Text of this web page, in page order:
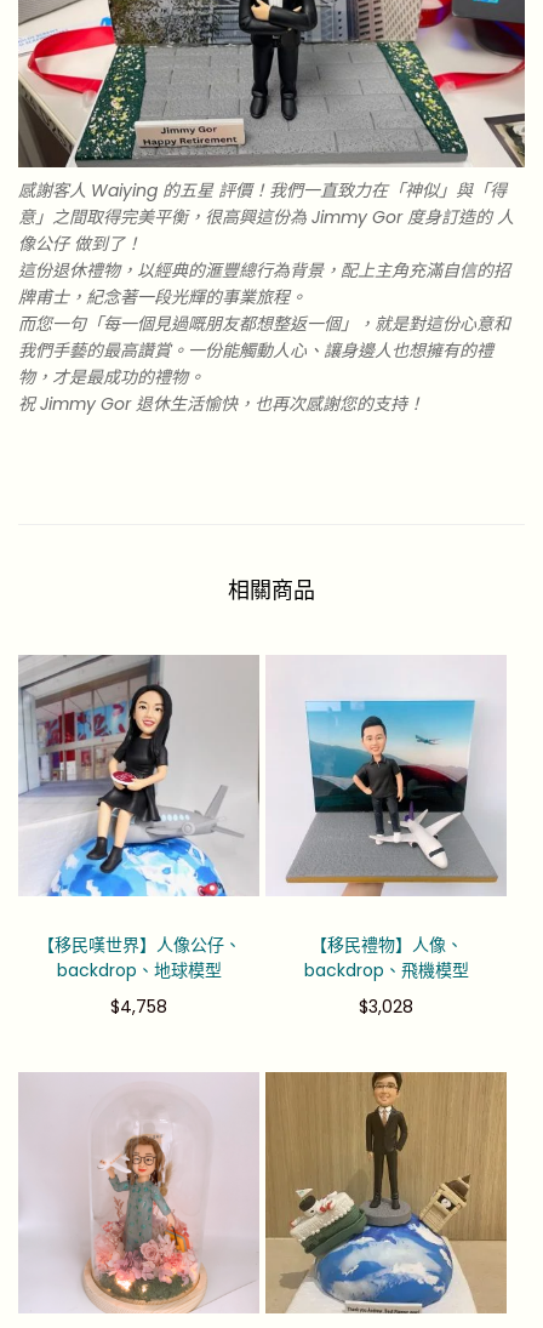
感謝客人 Waiying 的五星 評價！我們一直致力在「神似」與「得
意」之間取得完美平衡，很高興這份為 Jimmy Gor 度身訂造的 人
像公仔 做到了！
這份退休禮物，以經典的滙豐總行為背景，配上主角充滿自信的招
牌甫士，紀念著一段光輝的事業旅程。
而您一句「每一個見過嘅朋友都想整返一個」，就是對這份心意和
我們手藝的最高讚賞。一份能觸動人心、讓身邊人也想擁有的禮
物，才是最成功的禮物。
祝 Jimmy Gor 退休生活愉快，也再次感謝您的支持！
相關商品
【移民嘆世界】人像公仔、
backdrop、地球模型
$4,758
【移民禮物】人像、
backdrop、飛機模型
$3,028